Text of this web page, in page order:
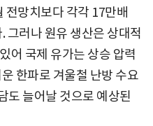
망치보다 각각 17만배
그러나 원유 생산은 상대적
어 국제 유가는 상승 압력
한파로 겨울철 난방 수요
도 늘어날 것으로 예상된